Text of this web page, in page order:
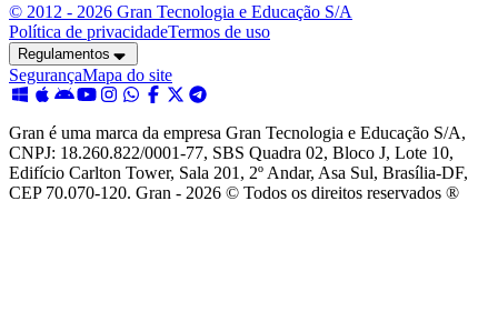
© 2012 - 2026 Gran Tecnologia e Educação S/A
Política de privacidadeTermos de uso
Regulamentos
SegurançaMapa do site
Gran é uma marca da empresa Gran Tecnologia e Educação S/A,
CNPJ: 18.260.822/0001-77, SBS Quadra 02, Bloco J, Lote 10,
Edifício Carlton Tower, Sala 201, 2º Andar, Asa Sul, Brasília-DF,
CEP 70.070-120. Gran - 2026 © Todos os direitos reservados ®